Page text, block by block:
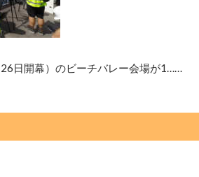
日開幕）のビーチバレー会場が1……